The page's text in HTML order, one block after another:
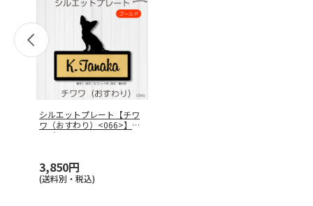
シルエットプレート【チワ
ワ（おすわり）<066>】サ
イズL
3,850円
(送料別・税込)